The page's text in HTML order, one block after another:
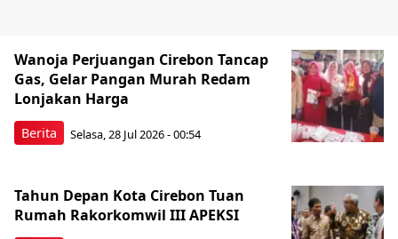
Berita
Wanoja Perjuangan Cirebon Tancap
Gas, Gelar Pangan Murah Redam
Lonjakan Harga
Selasa, 28 Jul 2026 - 00:54
Tahun Depan Kota Cirebon Tuan
Rumah Rakorkomwil III APEKSI